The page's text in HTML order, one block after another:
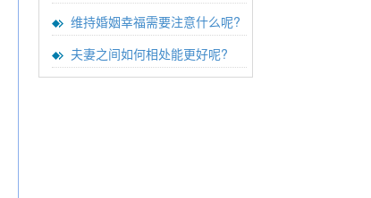
维持婚姻幸福需要注意什么呢?
夫妻之间如何相处能更好呢?